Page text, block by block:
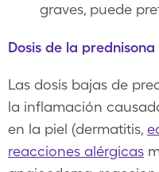
graves, puede
Dosis de la
Las dosis bajas de
la inflamación
en la piel (dermatitis,
reacciones alérgicas